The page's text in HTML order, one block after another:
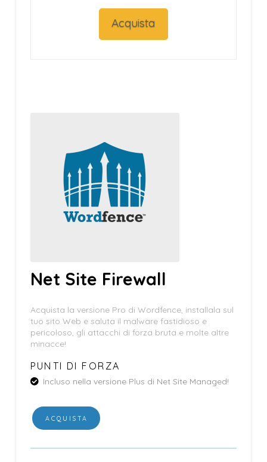
Acquista
Net Site Firewall
Acquista la versione Pro di Wordfence, installala sul
tuo sito Web e saluta il malware fastidioso e
pericoloso, gli attacchi di forza bruta e molte altre
minacce!
PUNTI DI FORZA
Incluso nella versione Plus di Net Site Managed!
ACQUISTA